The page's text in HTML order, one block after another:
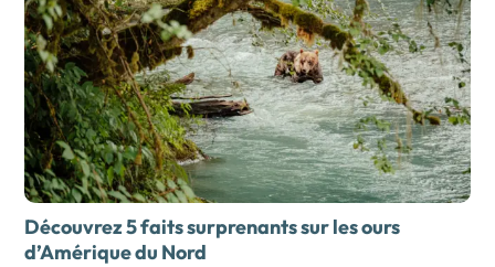
Découvrez 5 faits surprenants sur les ours
d’Amérique du Nord